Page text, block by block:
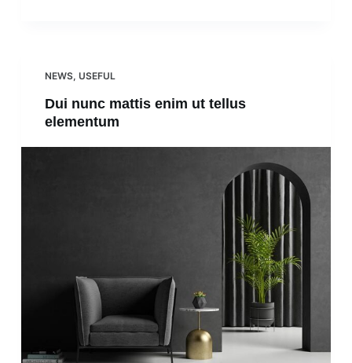
NEWS, USEFUL
Dui nunc mattis enim ut tellus
elementum